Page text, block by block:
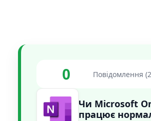
0 Повідомлення
Чи Microsoft
працює